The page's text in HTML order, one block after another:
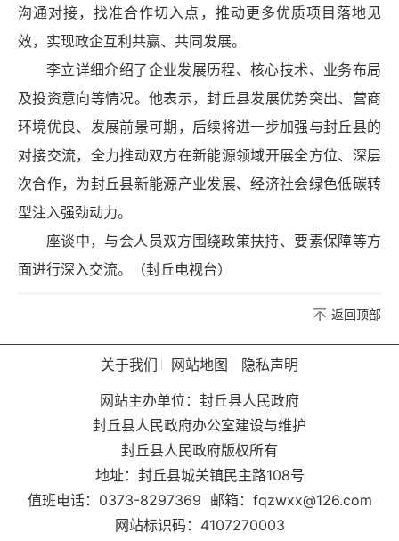
沟通对接，找准合作切入点，推动更多优质项目落地见
效，实现政企互利共赢、共同发展。
李立详细介绍了企业发展历程、核心技术、业务布局
及投资意向等情况。他表示，封丘县发展优势突出、营商
环境优良、发展前景可期，后续将进一步加强与封丘县的
对接交流，全力推动双方在新能源领域开展全方位、深层
次合作，为封丘县新能源产业发展、经济社会绿色低碳转
型注入强劲动力。
座谈中，与会人员双方围绕政策扶持、要素保障等方
面进行深入交流。（封丘电视台）
返回顶部
关于我们 网站地图
隐私声明
网站主办单位：封丘县人民政府
封丘县人民政府办公室建设与维护
封丘县人民政府版权所有
地址：封丘县城关镇民主路108号
值班电话：0373-8297369 邮箱：fqzwxx@126.com
网站标识码：4107270003